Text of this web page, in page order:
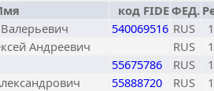
код FIDEФЕД.
540069516 RUS
Андреевич RUS
55675786 RUS
55888720 RUS